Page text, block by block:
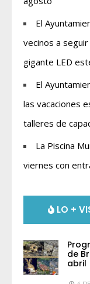
El
vecinos a
gigante LED
El
las vacaciones
talleres de
La Piscina
viernes con
LO +
de
abril